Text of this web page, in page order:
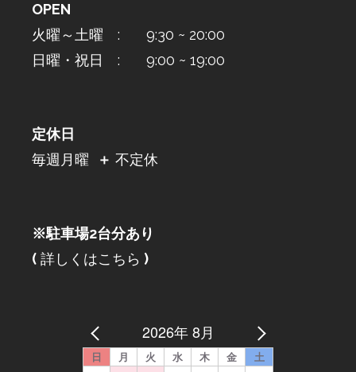
OPEN
火曜～土曜 : 9:30 ~ 20:00
日曜・祝日 : 9:00 ~ 19:00
定休日
毎週月曜
＋ 不定休
※駐車場2台分あり
( 詳しくはこちら )
2026年 8月
日 月 火 水 木 金 土